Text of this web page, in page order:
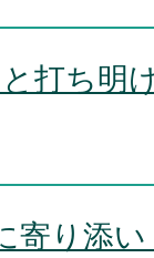
打ち明
寄り添